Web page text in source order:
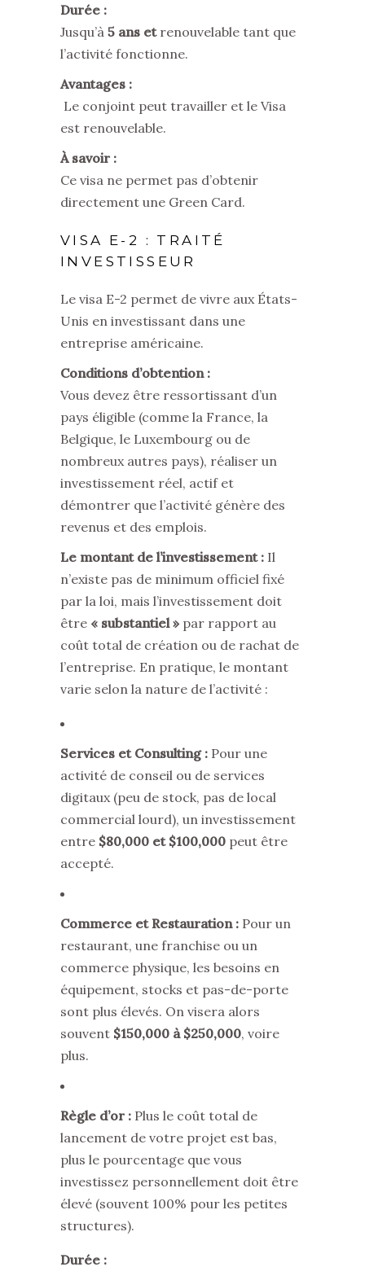
Durée :
Jusqu’à 5 ans et renouvelable tant que
l’activité fonctionne.
Avantages :
Le conjoint peut travailler et le Visa
est renouvelable.
À savoir :
Ce visa ne permet pas d’obtenir
directement une Green Card.
VISA E-2 : TRAITÉ
INVESTISSEUR
Le visa E-2 permet de vivre aux États-
Unis en investissant dans une
entreprise américaine.
Conditions d’obtention :
Vous devez être ressortissant d’un
pays éligible (comme la France, la
Belgique, le Luxembourg ou de
nombreux autres pays), réaliser un
investissement réel, actif et
démontrer que l’activité génère des
revenus et des emplois.
Le montant de l’investissement : Il
n’existe pas de minimum officiel fixé
par la loi, mais l’investissement doit
être « substantiel » par rapport au
coût total de création ou de rachat de
l’entreprise. En pratique, le montant
varie selon la nature de l’activité :
Services et Consulting : Pour une
activité de conseil ou de services
digitaux (peu de stock, pas de local
commercial lourd), un investissement
entre $80,000 et $100,000 peut être
accepté.
Commerce et Restauration : Pour un
restaurant, une franchise ou un
commerce physique, les besoins en
équipement, stocks et pas-de-porte
sont plus élevés. On visera alors
souvent $150,000 à $250,000, voire
plus.
Règle d’or : Plus le coût total de
lancement de votre projet est bas,
plus le pourcentage que vous
investissez personnellement doit être
élevé (souvent 100% pour les petites
structures).
Durée :